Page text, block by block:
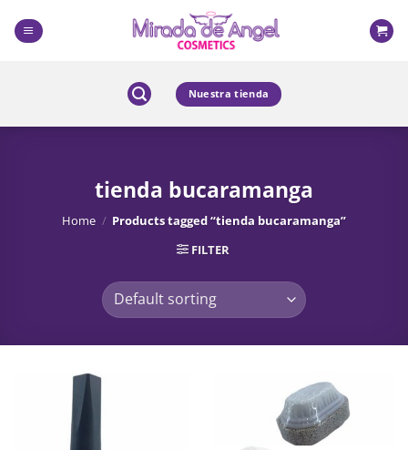
content
Nuestra tienda
tienda bucaramanga
Home / Products tagged “tienda bucaramanga”
FILTER